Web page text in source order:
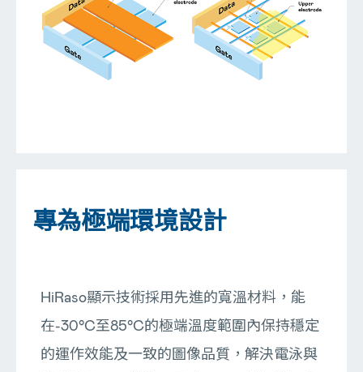
專為極端環境設計
HiRaso顯示技術採用先進的寬溫材料，能
在-30°C至85°C的極端溫度範圍內保持穩定
的運作效能及一致的圖像品質，解決電泳與